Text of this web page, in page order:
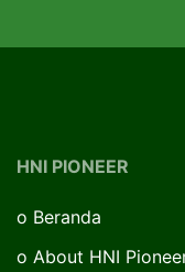
HNI PIONEER
o Beranda
o About HNI